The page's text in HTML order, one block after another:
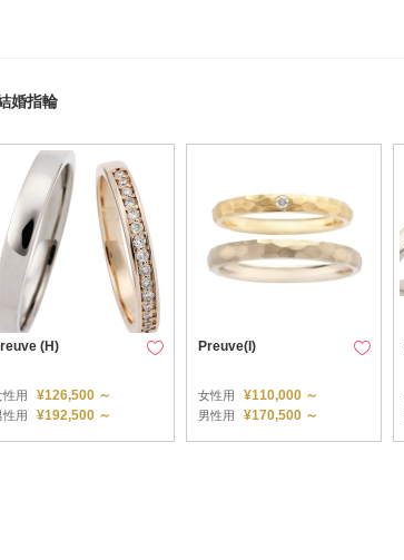
婚指輪
(H)
性用 ¥126,500 ～
性用 ¥192,500 ～
Preuve(I)
女性用 ¥110,000 ～
男性用 ¥170,500 ～